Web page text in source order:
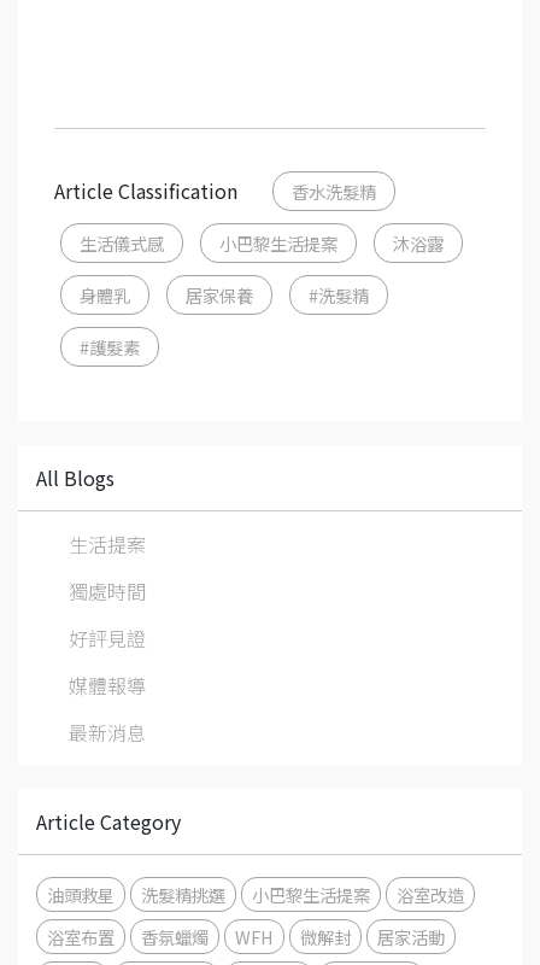
Article Classification 香水洗髮精
生活儀式感 小巴黎生活提案 沐浴露
身體乳 居家保養 #洗髮精
#護髮素
All Blogs
生活提案
獨處時間
好評見證
媒體報導
最新消息
Article Category
油頭救星 洗髮精挑選 小巴黎生活提案
浴室改造
浴室布置
香氛蠟燭 WFH 微解封
居家活動